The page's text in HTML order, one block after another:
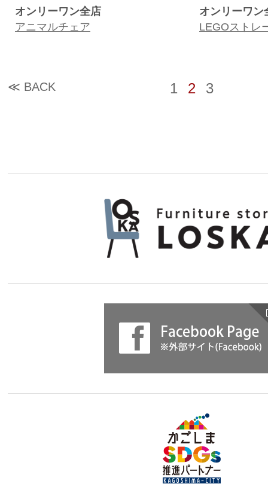
オンリーワン全店
アニマルチェア
オンリーワン
LEGOストレ
≪ BACK 1 2 3